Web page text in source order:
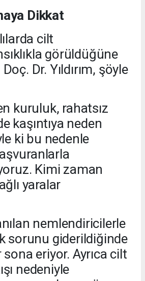
Dikkat
cilt
görüldüğüne
Dr. Yıldırım, şöyle
kuruluk, rahatsız
kaşıntıya neden
ki bu nedenle
Kimi zaman
yaralar
nemlendiricilerle
sorunu giderildiğinde
eriyor. Ayrıca cilt
nedeniyle